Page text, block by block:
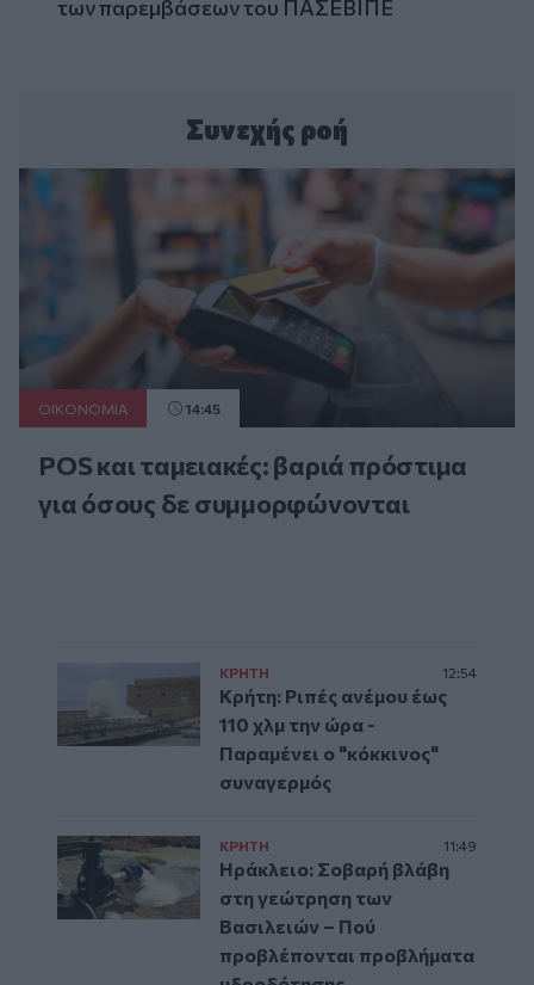
των παρεμβάσεων του ΠΑΣΕΒΙΠΕ
Συνεχής ροή
ΟΙΚΟΝΟΜΙΑ 14:45
POS και ταμειακές: βαριά πρόστιμα
για όσους δε συμμορφώνονται
ΚΡΗΤΗ 12:54
Κρήτη: Ριπές ανέμου έως
110 χλμ την ώρα -
Παραμένει ο "κόκκινος"
συναγερμός
ΚΡΗΤΗ 11:49
Ηράκλειο: Σοβαρή βλάβη
στη γεώτρηση των
Βασιλειών – Πού
προβλέπονται προβλήματα